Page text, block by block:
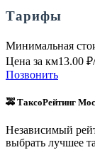
Тарифы
Минимальная
Цена за км13.00
Позвонить
🚕 ТаксоРейтинг
Независимый
выбрать лучшее